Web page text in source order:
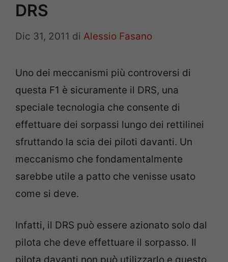
DRS
Dic 31, 2011 di Alessio Fasano
Uno dei meccanismi più controversi di
questa F1 è sicuramente il DRS, una
speciale tecnologia che consente di
effettuare dei sorpassi lungo dei rettilinei
sfruttando la scia dei piloti davanti. Un
meccanismo che fondamentalmente
sarebbe utile a patto che venisse usato
come si deve.
Infatti, il DRS può essere azionato solo dal
pilota che deve effettuare il sorpasso. Il